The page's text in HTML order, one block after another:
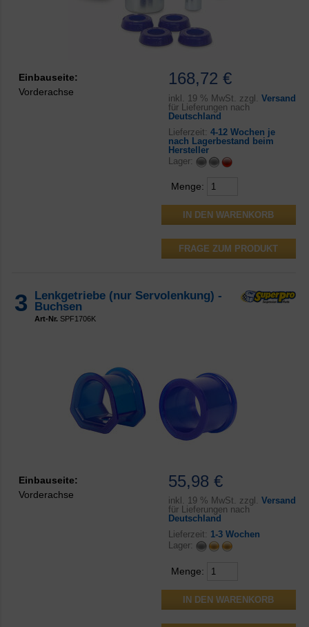
168,72 €
inkl. 19 % MwSt. zzgl. Versand
für Lieferungen nach
Deutschland
Lieferzeit: 4-12 Wochen je
nach Lagerbestand beim
Hersteller
Lager:
Menge:
FRAGE ZUM PRODUKT
Einbauseite:
Vorderachse
3
Lenkgetriebe (nur Servolenkung) -
Buchsen
Art-Nr. SPF1706K
55,98 €
inkl. 19 % MwSt. zzgl. Versand
für Lieferungen nach
Deutschland
Lieferzeit: 1-3 Wochen
Lager:
Menge:
Einbauseite:
Vorderachse